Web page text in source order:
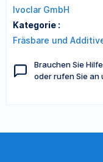
Ivoclar GmbH
Kategorie :
Fräsbare und
Brauchen Sie
oder rufen Sie an